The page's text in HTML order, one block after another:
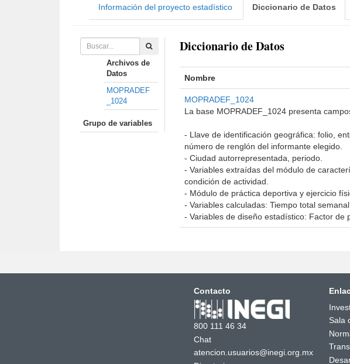
Información del proyecto estadístico Diccionario de Datos
Archivos de
Datos
MOPRADEF
_1024
Grupo de variables
Diccionario de Datos
Nombre
MOPRADEF_1024
La base MOPRADEF_1024 presenta
- Llave de identificación geográfica: folio,
número de renglón del informante elegido.
- Ciudad autorrepresentada, periodo.
- Variables extraídas del módulo de
condición de actividad.
- Módulo de práctica deportiva y ejercicio
- Variables calculadas: Tiempo total
- Variables de diseño estadístico: Factor de
Contacto
800 111 46 34
Chat
atencion.usuarios@inegi.org.mx
Sala